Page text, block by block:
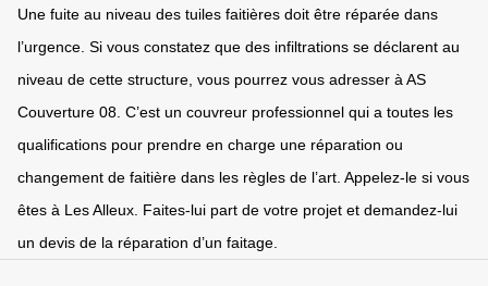
Une fuite au niveau des tuiles faitières doit être réparée dans
l’urgence. Si vous constatez que des infiltrations se déclarent au
niveau de cette structure, vous pourrez vous adresser à AS
Couverture 08. C’est un couvreur professionnel qui a toutes les
qualifications pour prendre en charge une réparation ou
changement de faitière dans les règles de l’art. Appelez-le si vous
êtes à Les Alleux. Faites-lui part de votre projet et demandez-lui
un devis de la réparation d’un faitage.